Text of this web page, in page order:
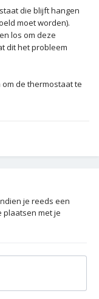
die blijft hangen
moet worden).
los om deze
dit het probleem
de thermostaat te
je reeds een
plaatsen met je